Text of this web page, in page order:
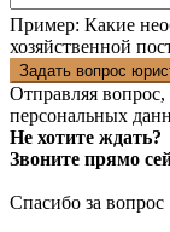
Пример: Какие
хозяйственной
Задать вопрос
Отправляя вопрос,
персональных
Не хотите ждать?
Звоните прямо
Спасибо за вопрос